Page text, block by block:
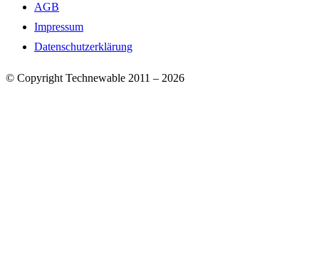
AGB
Impressum
Datenschutzerklärung
© Copyright Technewable 2011 – 2026